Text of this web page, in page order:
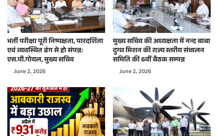
भर्ती परीक्षा पूरी निष्पक्षता, पारदर्शिता
एवं व्यवस्थित ढंग से हो संपन्न:
एस.पी.गोयल, मुख्य सचिव
June 2, 2026
मुख्य सचिव की अध्यक्षता में नन्द बाबा
दुग्ध मिशन की राज्य स्तरीय संचालन
समिति की 6वीं बैठक सम्पन्न
June 2, 2026